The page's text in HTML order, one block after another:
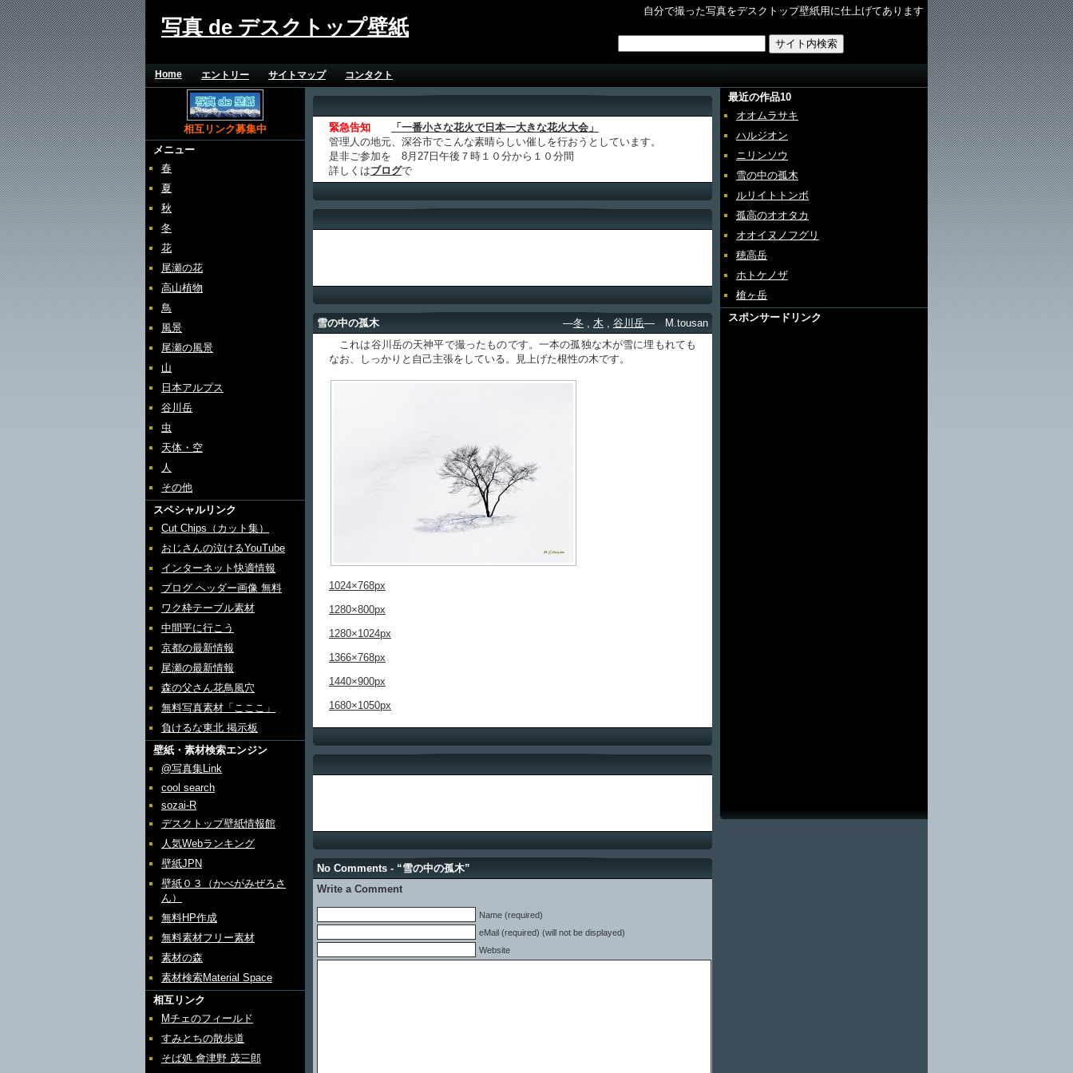
自分で撮った写真をデスクトップ壁紙用に仕上げてあります
写真 de デスクトップ壁紙
Home エントリー サイトマップ コンタクト
相互リンク募集中
メニュー
春
夏
秋
冬
花
尾瀬の花
高山植物
鳥
風景
尾瀬の風景
山
日本アルプス
谷川岳
虫
天体・空
人
その他
スペシャルリンク
Cut Chips（カット集）
おじさんの泣けるYouTube
インターネット快適情報
ブログ ヘッダー画像 無料
ワク枠テーブル素材
中間平に行こう
京都の最新情報
尾瀬の最新情報
森の父さん花鳥風穴
無料写真素材「こここ」
負けるな東北 掲示板
壁紙・素材検索エンジン
@写真集Link
cool search
sozai-R
デスクトップ壁紙情報館
人気Webランキング
壁紙JPN
壁紙０３（かべがみぜろさ
ん）
無料HP作成
無料素材フリー素材
素材の森
素材検索Material Space
相互リンク
Mチェのフィールド
すみとちの散歩道
そば処 會津野 茂三郎
緊急告知
「一番小さな花火で日本一大きな花火大会」
管理人の地元、深谷市でこんな素晴らしい催しを行おうとしています。
是非ご参加を 8月27日午後７時１０分から１０分間
詳しくはブログで
雪の中の孤木 ―冬 , 木 , 谷川岳― M.tousan
これは谷川岳の天神平で撮ったものです。一本の孤独な木が雪に埋もれても
なお、しっかりと自己主張をしている。見上げた根性の木です。
1024×768px
1280×800px
1280×1024px
1366×768px
1440×900px
1680×1050px
No Comments - “雪の中の孤木”
Write a Comment
Name (required)
eMail (required) (will not be displayed)
Website
最近の作品10
オオムラサキ
ハルジオン
ニリンソウ
雪の中の孤木
ルリイトトンボ
孤高のオオタカ
オオイヌノフグリ
穂高岳
ホトケノザ
槍ヶ岳
スポンサードリンク